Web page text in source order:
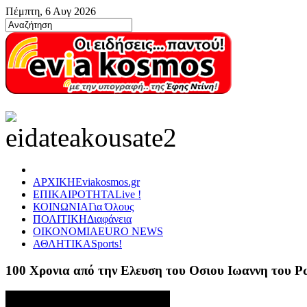
Πέμπτη, 6 Αυγ 2026
ΑΡΧΙΚΗEviakosmos.gr
ΕΠΙΚΑΙΡΟΤΗΤΑLive !
ΚΟΙΝΩΝΙΑΓια Όλους
ΠΟΛΙΤΙΚΗΔιαφάνεια
ΟΙΚΟΝΟΜΙΑEURO NEWS
ΑΘΛΗΤΙΚΑSports!
100 Χρονια από την Ελευση του Οσιου Ιωαννη του